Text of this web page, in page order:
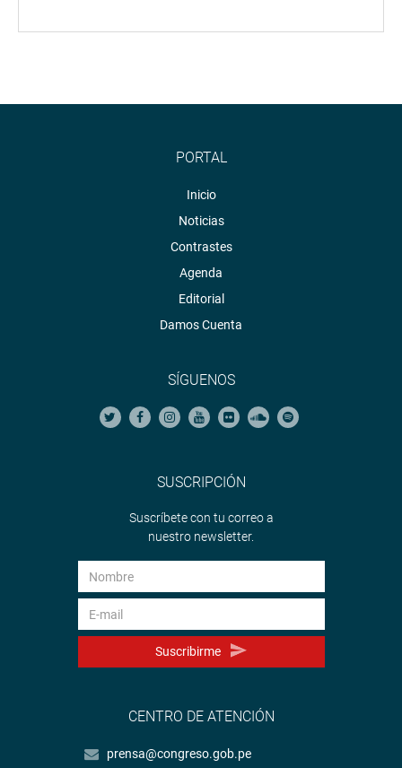
PORTAL
Inicio
Noticias
Contrastes
Agenda
Editorial
Damos Cuenta
SÍGUENOS
SUSCRIPCIÓN
Suscríbete con tu correo a
nuestro newsletter.
Suscribirme
CENTRO DE ATENCIÓN
prensa@congreso.gob.pe